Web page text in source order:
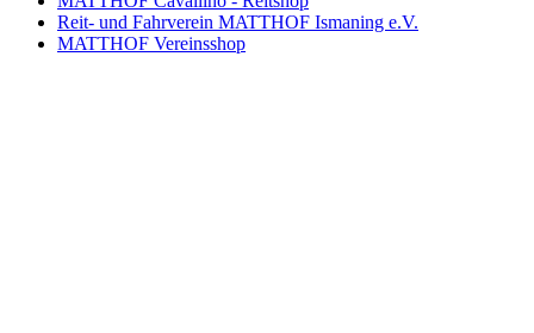
Reit- und Fahrverein MATTHOF Ismaning e.V.
MATTHOF Vereinsshop